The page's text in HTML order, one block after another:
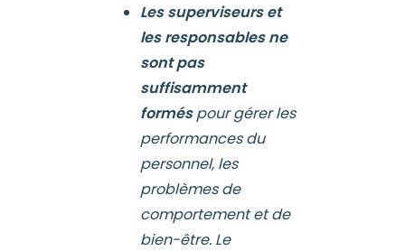
Les superviseurs et
les responsables ne
sont pas
suffisamment
forméspour gérer les
performances du
personnel, les
problèmes de
comportement et de
bien-être. Le